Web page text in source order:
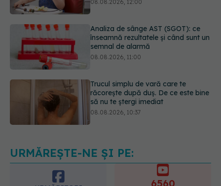
înseamnă rezultatele și când sunt un
08.08.2026, 11:00
Trucul simplu de vară care te
răcorește după duș. De ce este bine
08.08.2026, 10:37
Bacteria din intestin care a crescut
forța musculară cu 30%
URMĂREȘTE-NE ȘI PE:
6560